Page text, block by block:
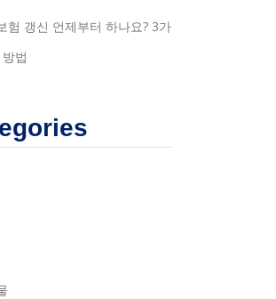
험 갱신 언제부터 하나요? 3가
법